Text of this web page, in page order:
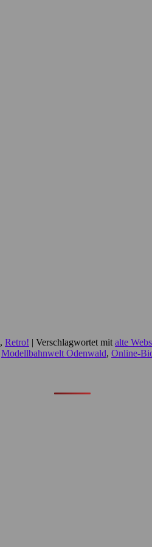
, Retro! | Verschlagwortet mit alte
Modellbahnwelt Odenwald, Online-